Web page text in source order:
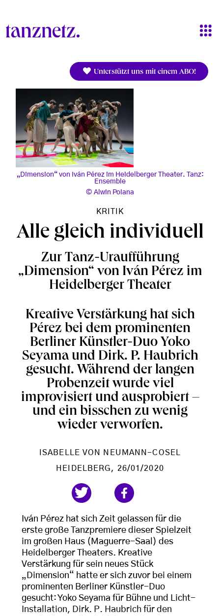
Unterstützt uns mit einem ABO!
„Dimension“ von Iván Pérez im Heidelberger Theater. Tanz:
Ensemble
Alwin Poiana
KRITIK
Alle gleich individuell
Zur Tanz-Uraufführung
„Dimension“ von Iván Pérez im
Heidelberger Theater
Kreative Verstärkung hat sich
Pérez bei dem prominenten
Berliner Künstler-Duo Yoko
Seyama und Dirk. P. Haubrich
gesucht. Während der langen
Probenzeit wurde viel
improvisiert und ausprobiert –
und ein bisschen zu wenig
wieder verworfen.
ISABELLE VON NEUMANN-COSEL
HEIDELBERG, 26/01/2020
Iván Pérez hat sich Zeit gelassen für die
erste große Tanzpremiere dieser Spielzeit
im großen Haus (Maguerre-Saal) des
Heidelberger Theaters. Kreative
Verstärkung für sein neues Stück
„Dimension“ hatte er sich zuvor bei einem
prominenten Berliner Künstler-Duo
gesucht: Yoko Seyama für Bühne und Licht-
Installation, Dirk. P. Haubrich für den